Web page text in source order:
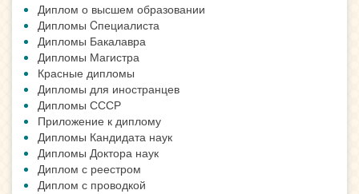
Диплом о высшем образовании
Дипломы Cпециалиста
Дипломы Бакалавра
Дипломы Магистра
Красные дипломы
Дипломы для иностранцев
Дипломы СССР
Приложение к диплому
Дипломы Кандидата наук
Дипломы Доктора наук
Диплом с реестром
Диплом с проводкой